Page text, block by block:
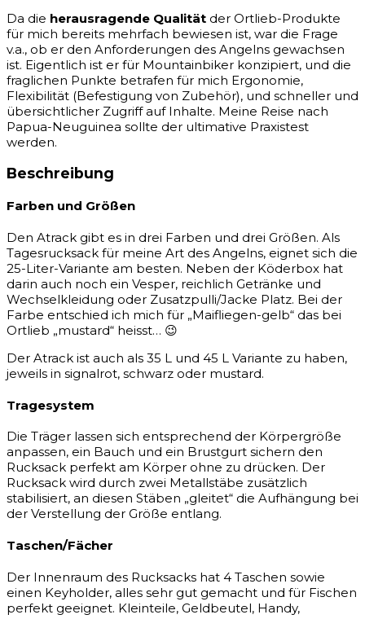
Da die herausragende Qualität der Ortlieb-Produkte
für mich bereits mehrfach bewiesen ist, war die Frage
v.a., ob er den Anforderungen des Angelns gewachsen
ist. Eigentlich ist er für Mountainbiker konzipiert, und die
fraglichen Punkte betrafen für mich Ergonomie,
Flexibilität (Befestigung von Zubehör), und schneller und
übersichtlicher Zugriff auf Inhalte. Meine Reise nach
Papua-Neuguinea sollte der ultimative Praxistest
werden.
Beschreibung
Farben und Größen
Den Atrack gibt es in drei Farben und drei Größen. Als
Tagesrucksack für meine Art des Angelns, eignet sich die
25-Liter-Variante am besten. Neben der Köderbox hat
darin auch noch ein Vesper, reichlich Getränke und
Wechselkleidung oder Zusatzpulli/Jacke Platz. Bei der
Farbe entschied ich mich für „Maifliegen-gelb“ das bei
Ortlieb „mustard“ heisst… 😉
Der Atrack ist auch als 35 L und 45 L Variante zu haben,
jeweils in signalrot, schwarz oder mustard.
Tragesystem
Die Träger lassen sich entsprechend der Körpergröße
anpassen, ein Bauch und ein Brustgurt sichern den
Rucksack perfekt am Körper ohne zu drücken. Der
Rucksack wird durch zwei Metallstäbe zusätzlich
stabilisiert, an diesen Stäben „gleitet“ die Aufhängung bei
der Verstellung der Größe entlang.
Taschen/Fächer
Der Innenraum des Rucksacks hat 4 Taschen sowie
einen Keyholder, alles sehr gut gemacht und für Fischen
perfekt geeignet. Kleinteile, Geldbeutel, Handy,